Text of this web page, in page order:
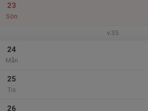
23
Sön
v.35
24
Mån
25
Tis
26